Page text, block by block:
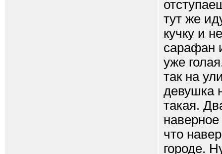
тут же
кучку и
сарафан
уже
так на
девушка
такая.
наверное
что
городе.